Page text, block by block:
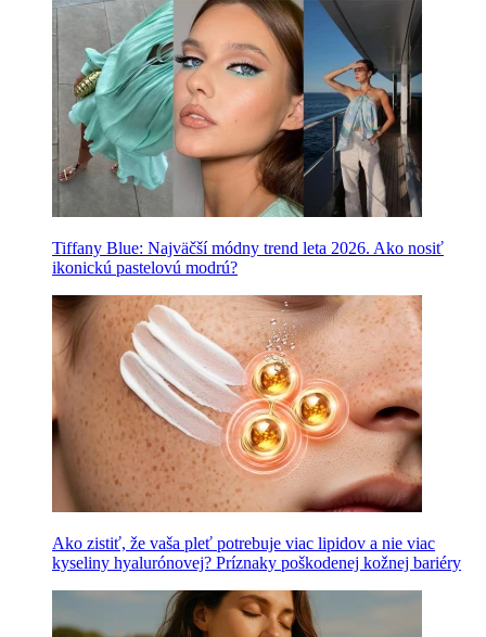
Tiffany Blue: Najväčší módny trend leta 2026. Ako nosiť
ikonickú pastelovú modrú?
Ako zistiť, že vaša pleť potrebuje viac lipidov a nie viac
kyseliny hyalurónovej? Príznaky poškodenej kožnej bariéry